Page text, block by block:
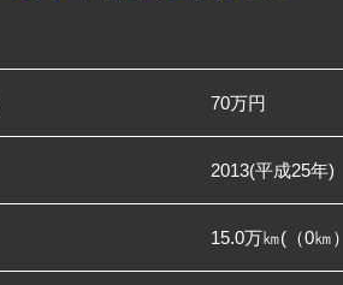
70万円
2013(平成25年)
15.0万㎞(（0㎞）